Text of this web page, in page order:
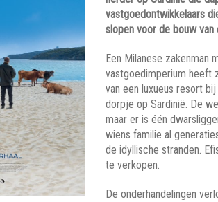
vastgoedontwikkelaars
slopen voor de bouw van
Een Milanese zakenman
vastgoedimperium heeft
van een luxueus resort
dorpje op Sardinië. De
maar er is één
wiens familie al
de idyllische stranden.
te verkopen.
De onderhandelingen